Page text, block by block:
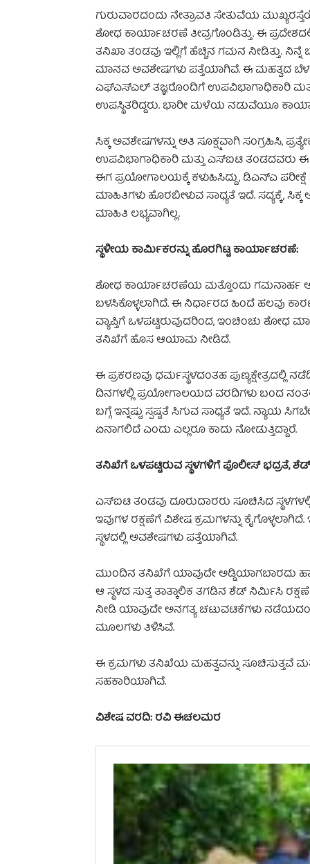
ಗುರುವಾರದಂದು ನೇತ್ರಾವತಿ ಸೇತುವೆಯ
ಶೋಧ ಕಾರ್ಯಾಚರಣೆ ತೀವ್ರಗೊಂಡಿತ್ತು. ಈ
ತನಿಖಾ ತಂಡವು ಇಲ್ಲಿಗೆ ಹೆಚ್ಚಿನ ಗಮನ ನೀಡಿತ್ತು. ನಿನ್ನೆ
ಮಾನವ ಅವಶೇಷಗಳು ಪತ್ತೆಯಾಗಿವೆ. ಈ ಮಹತ್ವದ
ಎಫ್‌ಎಸ್‌ಎಲ್ ತಜ್ಞರೊಂದಿಗೆ ಉಪವಿಭಾಗಾಧಿಕಾರಿ
ಉಪಸ್ಥಿತರಿದ್ದರು. ಭಾರೀ ಮಳೆಯ ನಡುವೆಯೂ
ಸಿಕ್ಕ ಅವಶೇಷಗಳನ್ನು ಅತಿ ಸೂಕ್ಷ್ಮವಾಗಿ ಸಂಗ್ರಹಿಸಿ,
ಉಪವಿಭಾಗಾಧಿಕಾರಿ ಮತ್ತು ಎಸ್‌ಐಟಿ ತಂಡದವರು ಈ
ಈಗ ಪ್ರಯೋಗಾಲಯಕ್ಕೆ ಕಳುಹಿಸಿದ್ದು, ಡಿಎನ್‌ಎ
ಮಾಹಿತಿಗಳು ಹೊರಬೀಳುವ ಸಾಧ್ಯತೆ ಇದೆ. ಸದ್ಯಕ್ಕೆ,
ಮಾಹಿತಿ ಲಭ್ಯವಾಗಿಲ್ಲ.
ಸ್ಥಳೀಯ ಕಾರ್ಮಿಕರನ್ನು ಹೊರಗಿಟ್ಟ ಕಾರ್ಯಾಚರಣೆ:
ಶೋಧ ಕಾರ್ಯಾಚರಣೆಯ ಮತ್ತೊಂದು ಗಮನಾರ್ಹ
ಬಳಸಿಕೊಳ್ಳಲಾಗಿದೆ. ಈ ನಿರ್ಧಾರದ ಹಿಂದೆ ಹಲವು
ವ್ಯಾಪ್ತಿಗೆ ಒಳಪಟ್ಟಿರುವುದರಿಂದ, ಇಂಚಿಂಚು ಶೋಧ
ತನಿಖೆಗೆ ಹೊಸ ಆಯಾಮ ನೀಡಿದೆ.
ಈ ಪ್ರಕರಣವು ಧರ್ಮಸ್ಥಳದಂತಹ
ದಿನಗಳಲ್ಲಿ ಪ್ರಯೋಗಾಲಯದ ವರದಿಗಳು ಬಂದ
ಬಗ್ಗೆ ಇನ್ನಷ್ಟು ಸ್ಪಷ್ಟತೆ ಸಿಗುವ ಸಾಧ್ಯತೆ ಇದೆ. ನ್ಯಾಯ
ಏನಾಗಲಿದೆ ಎಂದು ಎಲ್ಲರೂ ಕಾದು ನೋಡುತ್ತಿದ್ದಾರೆ.
ತನಿಖೆಗೆ ಒಳಪಟ್ಟಿರುವ ಸ್ಥಳಗಳಿಗೆ ಪೊಲೀಸ್ ಭದ್ರತೆ,
ಎಸ್‌ಐಟಿ ತಂಡವು ದೂರುದಾರರು ಸೂಚಿಸಿದ
ಇವುಗಳ ರಕ್ಷಣೆಗೆ ವಿಶೇಷ ಕ್ರಮಗಳನ್ನು
ಸ್ಥಳದಲ್ಲಿ ಅವಶೇಷಗಳು ಪತ್ತೆಯಾಗಿವೆ.
ಮುಂದಿನ ತನಿಖೆಗೆ ಯಾವುದೇ
ಆ ಸ್ಥಳದ ಸುತ್ತ ತಾತ್ಕಾಲಿಕ ತಗಡಿನ ಶೆಡ್ ನಿರ್ಮಿಸಿ
ನೀಡಿ ಯಾವುದೇ ಅನಗತ್ಯ ಚಟುವಟಿಕೆಗಳು
ಮೂಲಗಳು ತಿಳಿಸಿವೆ.
ಈ ಕ್ರಮಗಳು ತನಿಖೆಯ ಮಹತ್ವವನ್ನು ಸೂಚಿಸುತ್ತವೆ
ಸಹಕಾರಿಯಾಗಿವೆ.
ವಿಶೇಷ ವರದಿ: ರವಿ ಈಚಲಮರ